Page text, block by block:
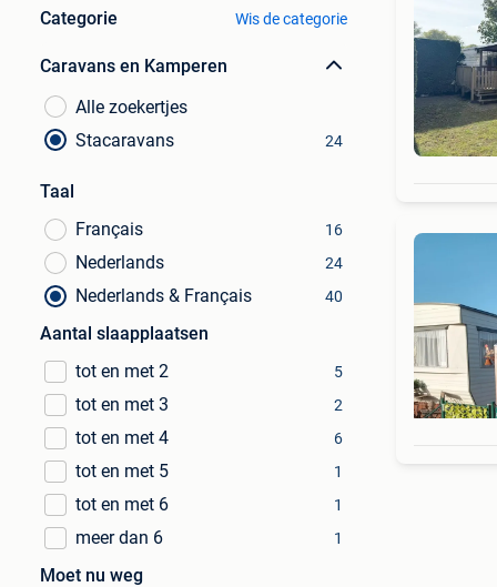
Categorie Wis de categorie
Caravans en Kamperen
Alle zoekertjes
Stacaravans
24
Taal
Français
16
Nederlands 24
Nederlands & Français 40
Aantal slaapplaatsen
tot en met 2
5
tot en met 3 2
tot en met 4 6
tot en met 5 1
tot en met 6 1
meer dan 6 1
Moet nu weg